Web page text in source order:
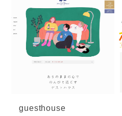
guesthouse